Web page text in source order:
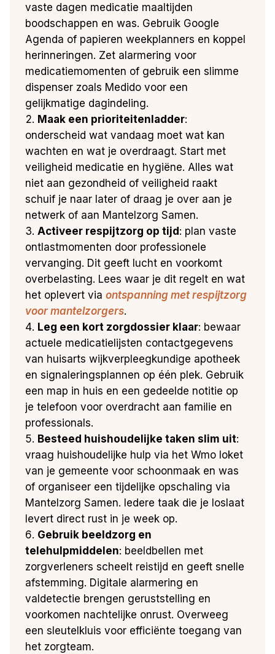
vaste dagen medicatie maaltijden
boodschappen en was. Gebruik Google
Agenda of papieren weekplanners en koppel
herinneringen. Zet alarmering voor
medicatiemomenten of gebruik een slimme
dispenser zoals Medido voor een
gelijkmatige dagindeling.
Maak een prioriteitenladder:
onderscheid wat vandaag moet wat kan
wachten en wat je overdraagt. Start met
veiligheid medicatie en hygiëne. Alles wat
niet aan gezondheid of veiligheid raakt
schuif je naar later of draag je over aan je
netwerk of aan Mantelzorg Samen.
Activeer respijtzorg op tijd: plan vaste
ontlastmomenten door professionele
vervanging. Dit geeft lucht en voorkomt
overbelasting. Lees waar je dit regelt en wat
het oplevert viaontspanning met respijtzorg
voor mantelzorgers.
Leg een kort zorgdossier klaar: bewaar
actuele medicatielijsten contactgegevens
van huisarts wijkverpleegkundige apotheek
en signaleringsplannen op één plek. Gebruik
een map in huis en een gedeelde notitie op
je telefoon voor overdracht aan familie en
professionals.
Besteed huishoudelijke taken slim uit:
vraag huishoudelijke hulp via het Wmo loket
van je gemeente voor schoonmaak en was
of organiseer een tijdelijke opschaling via
Mantelzorg Samen. Iedere taak die je loslaat
levert direct rust in je week op.
Gebruik beeldzorg en
telehulpmiddelen: beeldbellen met
zorgverleners scheelt reistijd en geeft snelle
afstemming. Digitale alarmering en
valdetectie brengen geruststelling en
voorkomen nachtelijke onrust. Overweeg
een sleutelkluis voor efficiënte toegang van
het zorgteam.